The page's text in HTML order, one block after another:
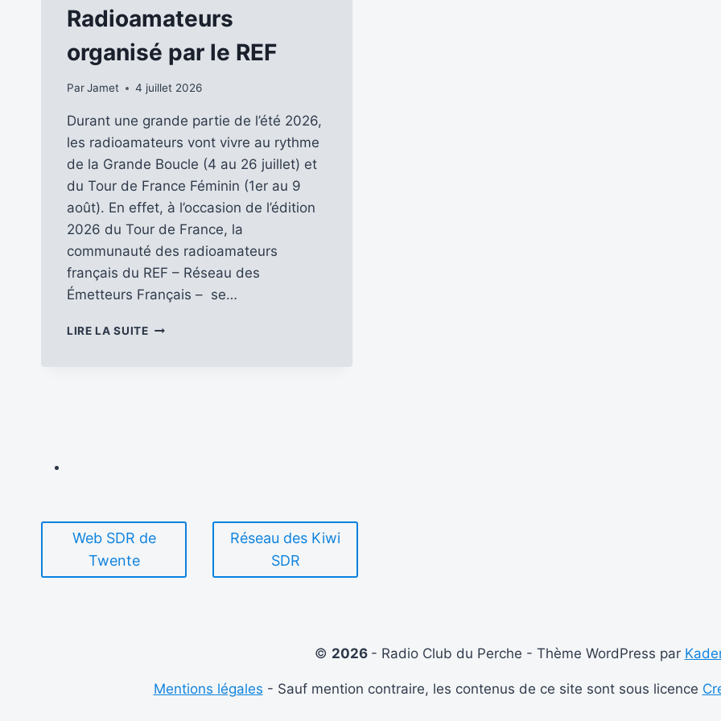
Radioamateurs
organisé par le REF
ParJamet 4 juillet 2026
Durant une grande partie de l’été 2026,
les radioamateurs vont vivre au rythme
de la Grande Boucle (4 au 26 juillet) et
du Tour de France Féminin (1er au 9
août). En effet, à l’occasion de l’édition
2026 du Tour de France, la
communauté des radioamateurs
français du REF – Réseau des
Émetteurs Français – se…
LIRE LA SUITELES
REF
Web SDR de
Twente
Réseau des Kiwi
SDR
© 2026 - Radio Club du Perche - Thème WordPress par
Mentions légales - Sauf mention contraire, les contenus de ce site sont sous licence